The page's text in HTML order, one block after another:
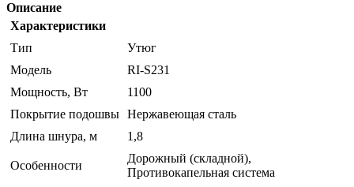
Описание
Характеристики
Тип
Утюг
Модель
RI-S231
Мощность, Вт
1100
Покрытие подошвы Нержавеющая сталь
Длина шнура, м
1,8
Особенности
Дорожный (складной),
Противокапельная система